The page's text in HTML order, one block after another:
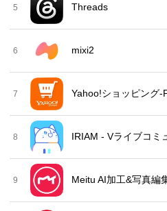
5 Threads
6 mixi2
7 Yahoo!ショッピング-
8 IRIAM - Vライブコミ
9 Meitu AI加工&写真編